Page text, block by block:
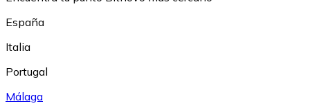
España
Italia
Portugal
Málaga